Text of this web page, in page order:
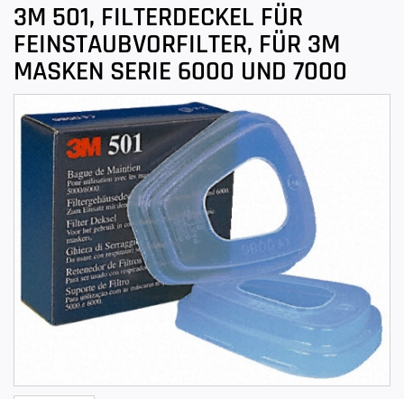
3M 501, FILTERDECKEL FÜR
FEINSTAUBVORFILTER, FÜR 3M
MASKEN SERIE 6000 UND 7000